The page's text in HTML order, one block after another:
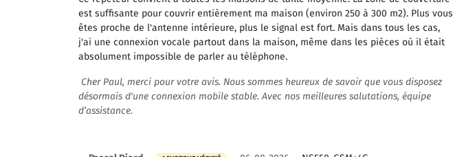
est suffisante pour couvrir entièrement ma maison (environ 250 à 300 m2). Plus vous
êtes proche de l'antenne intérieure, plus le signal est fort. Mais dans tous les cas,
j'ai une connexion vocale partout dans la maison, même dans les pièces où il était
absolument impossible de parler au téléphone.
Cher Paul, merci pour votre avis. Nous sommes heureux de savoir que vous disposez
désormais d'une connexion mobile stable. Avec nos meilleures salutations, équipe
d’assistance.